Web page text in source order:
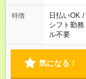
特徴 日払いOK /
シフト勤務
ル不要
気になる！